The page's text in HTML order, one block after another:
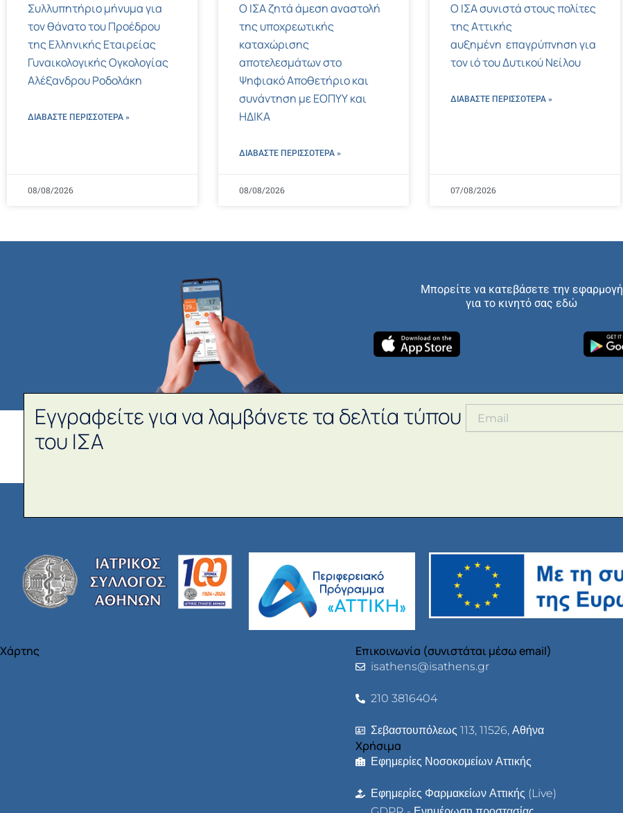
Συλλυπητήριο μήνυμα για
τον θάνατο του Προέδρου
της Ελληνικής Εταιρείας
Γυναικολογικής Ογκολογίας
Αλέξανδρου Ροδολάκη
ΔΙΑΒΑΣΤΕ ΠΕΡΙΣΣΌΤΕΡΑ »
08/08/2026
Ο ΙΣΑ ζητά άμεση αναστολή
της υποχρεωτικής
καταχώρισης
αποτελεσμάτων στο
Ψηφιακό Αποθετήριο και
συνάντηση με ΕΟΠΥΥ και
ΗΔΙΚΑ
ΔΙΑΒΑΣΤΕ ΠΕΡΙΣΣΌΤΕΡΑ »
08/08/2026
Ο ΙΣΑ συνιστά στους πολίτες
της Αττικής
αυξημένη επαγρύπνηση για
τον ιό του Δυτικού Νείλου
ΔΙΑΒΑΣΤΕ ΠΕΡΙΣΣΌΤΕΡΑ »
07/08/2026
Μπορείτε να κατεβάσετε την εφαρμογή
για το κινητό σας εδώ
Εγγραφείτε για να λαμβάνετε τα δελτία τύπου
του ΙΣΑ
Χάρτης Επικοινωνία (συνιστάται μέσω email)
isathens@isathens.gr
210 3816404
Σεβαστουπόλεως 113, 11526, Αθήνα
Χρήσιμα
Εφημερίες Νοσοκομείων Αττικής
Εφημερίες Φαρμακείων Αττικής (Live)